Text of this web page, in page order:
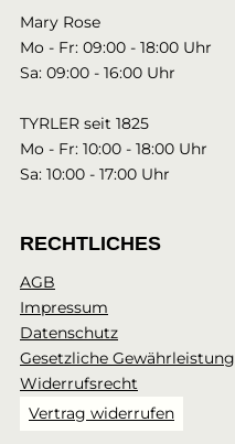
Mary Rose
Mo - Fr: 09:00 - 18:00 Uhr
Sa: 09:00 - 16:00 Uhr
TYRLER seit 1825
Mo - Fr: 10:00 - 18:00 Uhr
Sa: 10:00 - 17:00 Uhr
RECHTLICHES
AGB
Impressum
Datenschutz
Gesetzliche Gewährleistung
Widerrufsrecht
Vertrag widerrufen